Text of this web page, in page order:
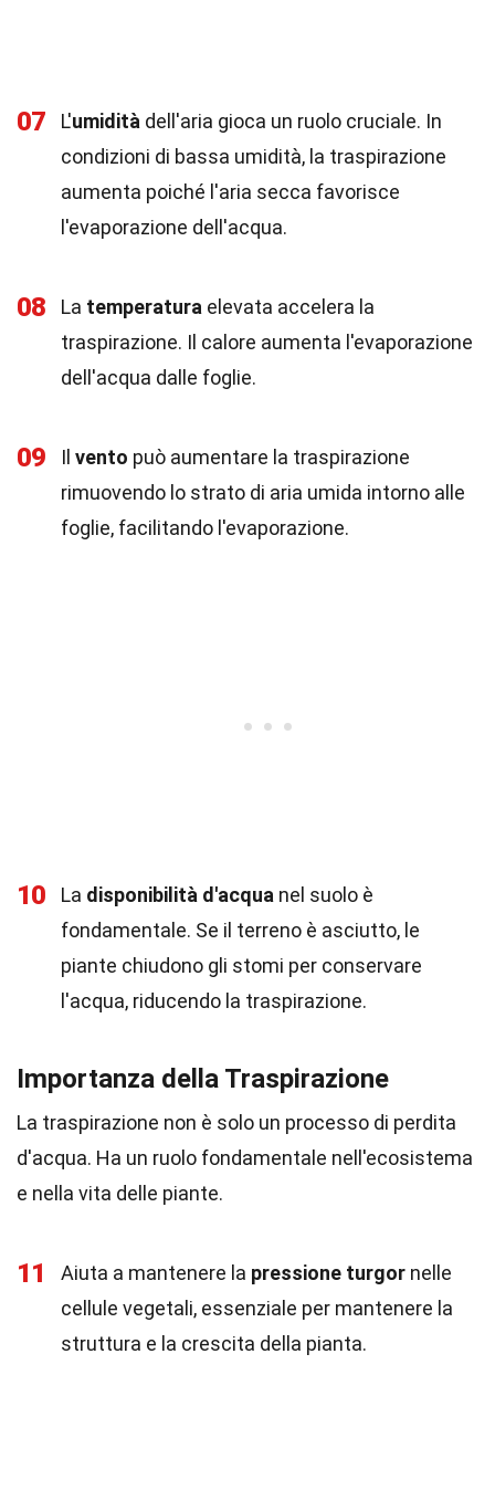
07 L'umidità dell'aria gioca un ruolo cruciale. In
condizioni di bassa umidità, la traspirazione
aumenta poiché l'aria secca favorisce
l'evaporazione dell'acqua.
08 La temperatura elevata accelera la
traspirazione. Il calore aumenta l'evaporazione
dell'acqua dalle foglie.
09 Il vento può aumentare la traspirazione
rimuovendo lo strato di aria umida intorno alle
foglie, facilitando l'evaporazione.
10 La disponibilità d'acqua nel suolo è
fondamentale. Se il terreno è asciutto, le
piante chiudono gli stomi per conservare
l'acqua, riducendo la traspirazione.
Importanza della Traspirazione
La traspirazione non è solo un processo di perdita
d'acqua. Ha un ruolo fondamentale nell'ecosistema
e nella vita delle piante.
11 Aiuta a mantenere la pressione turgor nelle
cellule vegetali, essenziale per mantenere la
struttura e la crescita della pianta.